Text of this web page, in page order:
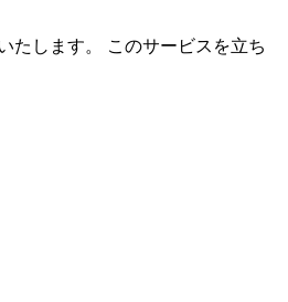
たします。 このサービスを立ち